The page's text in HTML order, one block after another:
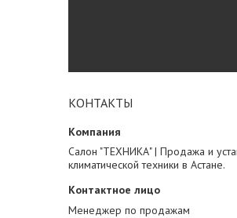
КОНТАКТЫ
Салон "ТЕХНИКА" | Продажа и
климатической техники в Астане.
Менеджер по продажам